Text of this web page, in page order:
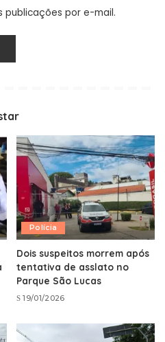
publicações por e-mail.
Polícia
Dois suspeitos morrem após
tentativa de asslato no
Parque São Lucas
19/01/2026